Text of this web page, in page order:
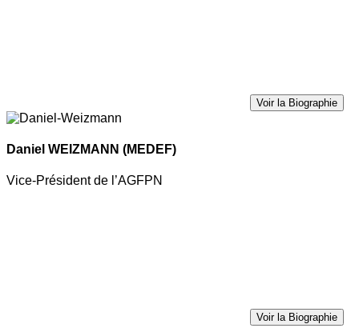
Voir la Biographie
Daniel WEIZMANN (MEDEF)
Vice-Président de l’AGFPN
Voir la Biographie